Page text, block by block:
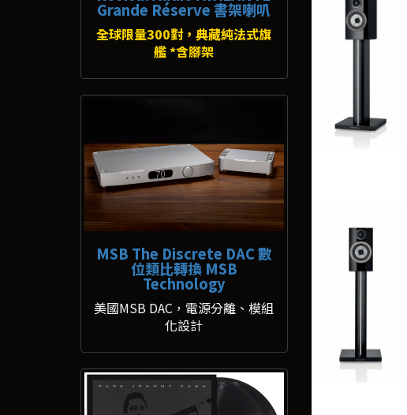
Grande Réserve 書架喇叭
全球限量300對，典藏純法式旗
艦 *含腳架
MSB The Discrete DAC 數
位類比轉換 MSB
Technology
美國MSB DAC，電源分離、模組
化設計